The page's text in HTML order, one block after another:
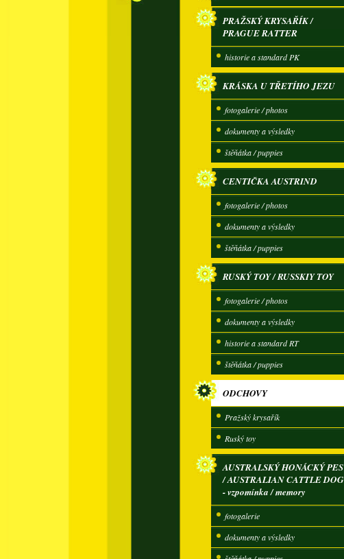
PRAŽSKÝ KRYSAŘÍK /
PRAGUE RATTER
historie a standard PK
KRÁSKA U TŘETÍHO JEZU
fotogalerie / photos
dokumenty a výsledky
štěňátka / puppies
CENTIČKA AUSTRIND
fotogalerie / photos
dokumenty a výsledky
štěňátka / puppies
RUSKÝ TOY / RUSSKIY TOY
fotogalerie / photos
dokumenty a výsledky
historie a standard RT
štěňátka / puppies
ODCHOVY
Pražský krysařík
Ruský toy
AUSTRALSKÝ HONÁCKÝ PES
/ AUSTRALIAN CATTLE DOG
- vzpomínka / memory
fotogalerie
dokumenty a výsledky